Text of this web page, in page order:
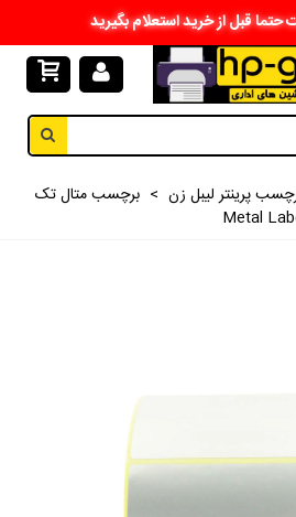
حتما قبل از خرید استعلام بگیرید
پرینتر لیبل زن > برچسب متال تک